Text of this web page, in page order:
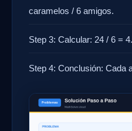
caramelos / 6 amigos.
Step 3: Calcular: 24 / 6 = 4.
Step 4: Conclusión: Cada